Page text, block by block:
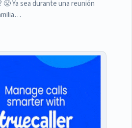
Ya sea durante una reunión